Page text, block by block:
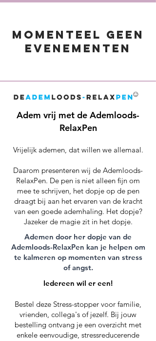
Momenteel geen
evenementen
Adem vrij met de Ademloods-
RelaxPen
Vrijelijk ademen, dat willen we allemaal.
Daarom presenteren wij de Ademloods-
RelaxPen. De pen is niet alleen fijn om
mee te schrijven, het dopje op de pen
draagt bij aan het ervaren van de kracht
van een goede ademhaling. Het dopje?
Jazeker de magie zit in het dopje.
Ademen door her dopje van de
Ademloods-RelaxPen kan je helpen om
te kalmeren op momenten van stress
of angst.
Iedereen wil er een!
Bestel deze Stress-stopper voor familie,
vrienden, collega's of jezelf. Bij jouw
bestelling ontvang je een overzicht met
enkele eenvoudige, stressreducerende